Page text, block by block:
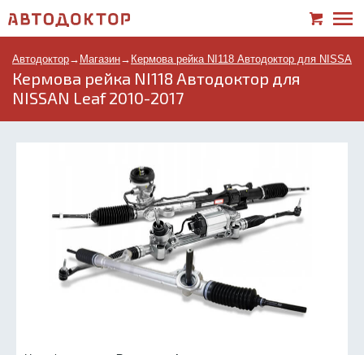
Автодоктор→ Магазин→ Кермова рейка NI118 Автодоктор для NISSAN
Кермова рейка NI118 Автодоктор для
NISSAN Leaf 2010-2017